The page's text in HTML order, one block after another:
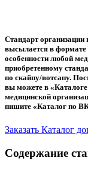
Стандарт
высылается в формате
особенности любой
приобретенному
по скайпу/вотсапу.
вы можете в
медицинской
пишите «Каталог по
Заказать Каталог
Содержание